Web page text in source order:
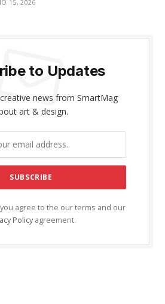
15, 2026
to Updates
news from SmartMag
art & design.
agree to the our terms and our
Policy agreement.